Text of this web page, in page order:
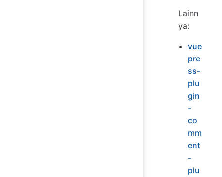
Lainn
ya:
vue
pre
ss-
plu
gin
-
co
mm
ent
-
plu